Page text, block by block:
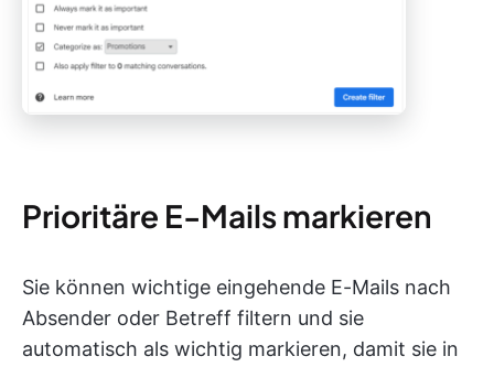
Prioritäre E-Mails markieren
Sie können wichtige eingehende E-Mails nach
Absender oder Betreff filtern und sie
automatisch als wichtig markieren, damit sie in